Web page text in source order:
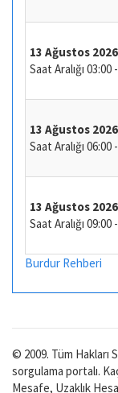
13 Ağustos
Saat Aralığı 03:00
13 Ağustos
Saat Aralığı 06:00
13 Ağustos
Saat Aralığı 09:00
Burdur Rehberi
© 2009. Tüm Hakları
sorgulama portalı.
Mesafe, Uzaklık